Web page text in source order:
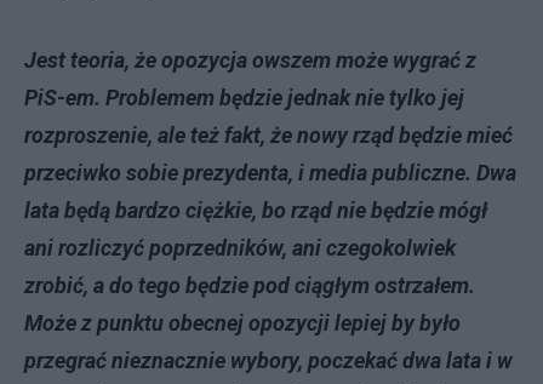
Jest teoria, że opozycja owszem może wygrać z
PiS-em. Problemem będzie jednak nie tylko jej
rozproszenie, ale też fakt, że nowy rząd będzie mieć
przeciwko sobie prezydenta, i media publiczne. Dwa
lata będą bardzo ciężkie, bo rząd nie będzie mógł
ani rozliczyć poprzedników, ani czegokolwiek
zrobić, a do tego będzie pod ciągłym ostrzałem.
Może z punktu obecnej opozycji lepiej by było
przegrać nieznacznie wybory, poczekać dwa lata i w